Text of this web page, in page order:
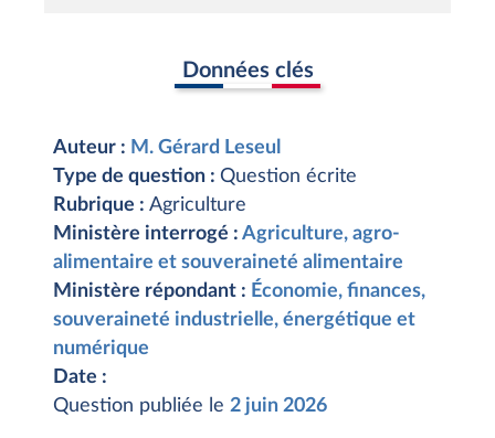
Données clés
Auteur : M. Gérard Leseul
Type de question : Question écrite
Rubrique : Agriculture
Ministère interrogé : Agriculture, agro-
alimentaire et souveraineté alimentaire
Ministère répondant : Économie, finances,
souveraineté industrielle, énergétique et
numérique
Date :
Question publiée le 2 juin 2026